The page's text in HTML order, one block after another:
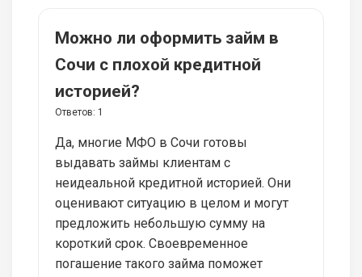
Можно ли оформить займ в
Сочи с плохой кредитной
историей?
Ответов: 1
Да, многие МФО в Сочи готовы
выдавать займы клиентам с
неидеальной кредитной историей. Они
оценивают ситуацию в целом и могут
предложить небольшую сумму на
короткий срок. Своевременное
погашение такого займа поможет